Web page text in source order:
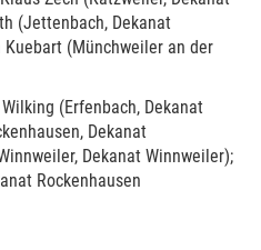
(Jettenbach, Dekanat
(Münchweiler an der
(Erfenbach, Dekanat
Dekanat
Dekanat Winnweiler);
Rockenhausen